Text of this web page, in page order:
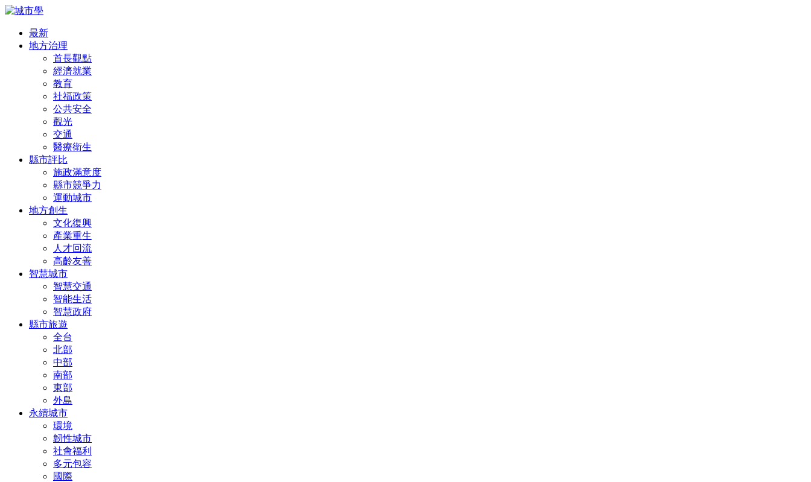
最新
地方治理
首長觀點
經濟就業
教育
社福政策
公共安全
觀光
交通
醫療衛生
縣市評比
施政滿意度
縣市競爭力
運動城市
地方創生
文化復興
產業重生
人才回流
高齡友善
智慧城市
智慧交通
智能生活
智慧政府
縣市旅遊
全台
北部
中部
南部
東部
外島
永續城市
環境
韌性城市
社會福利
多元包容
國際